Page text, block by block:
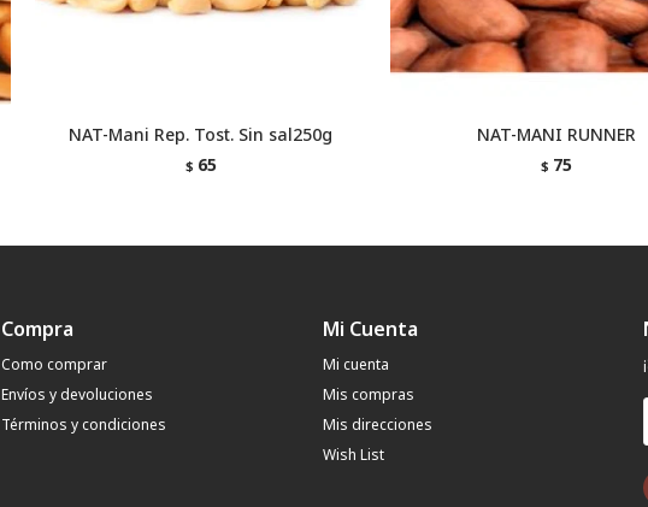
NAT-Mani Rep. Tost. Sin sal250g
$ 65
NAT-MANI RUNNER
$ 75
Compra
Como comprar
Envíos y devoluciones
Términos y condiciones
Mi Cuenta
Mi cuenta
Mis compras
Mis direcciones
Wish List